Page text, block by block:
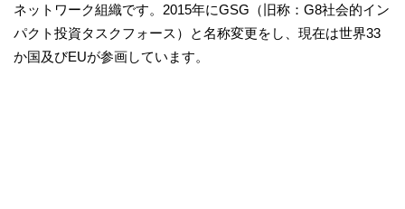
ネットワーク組織です。2015年にGSG（旧称：G8社会的イン
パクト投資タスクフォース）と名称変更をし、現在は世界33
か国及びEUが参画しています。